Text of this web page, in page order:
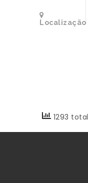
Localização
1293